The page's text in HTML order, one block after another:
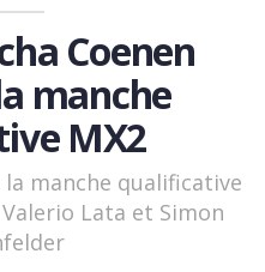
Coenen
manche
MX2
manche qualificative
Lata et Simon